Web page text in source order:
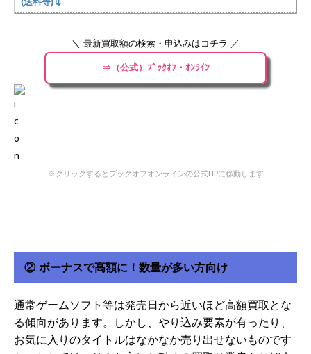
＼ 最新買取額の検索・申込みはコチラ ／
⇒（公式）ﾌﾞｯｸｵﾌ・ｵﾝﾗｲﾝ
※クリックするとブックオフオンラインの公式HPに移動します
② ボーナスで高額に！数量が多い方向け
通常ゲームソフト等は発売日から近いほど高額買取とな
る傾向があります。しかし、やり込み要素が有ったり、
お気に入りのタイトルはなかなか売り出せないものです